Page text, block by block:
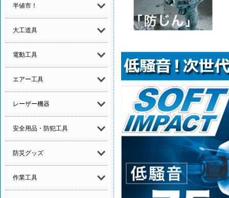
半値市！
大工道具
電動工具
エアー工具
レーザー機器
安全用品・防犯工具
防災グッズ
作業工具